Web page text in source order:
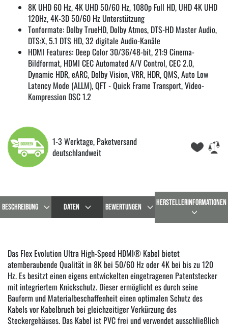
8K UHD 60 Hz, 4K UHD 50/60 Hz, 1080p Full HD, UHD 4K UHD
120Hz, 4K-3D 50/60 Hz Unterstützung
Tonformate: Dolby TrueHD, Dolby Atmos, DTS-HD Master Audio,
DTS:X, 5.1 DTS HD, 32 digitale Audio-Kanäle
HDMI Features: Deep Color 30/36/48-bit, 21:9 Cinema-
Bildformat, HDMI CEC Automated A/V Control, CEC 2.0,
Dynamic HDR, eARC, Dolby Vision, VRR, HDR, QMS, Auto Low
Latency Mode (ALLM), QFT - Quick Frame Transport, Video-
Kompression DSC 1.2
1-3 Werktage, Paketversand
deutschlandweit
BESCHREIBUNG DATEN BEWERTUNGEN HERSTELLERINFORMATIONEN
Das Flex Evolution Ultra High-Speed HDMI® Kabel bietet
atemberaubende Qualität in 8K bei 50/60 Hz oder 4K bei bis zu 120
Hz. Es besitzt einen eigens entwickelten eingetragenen Patentstecker
mit integriertem Knickschutz. Dieser ermöglicht es durch seine
Bauform und Materialbeschaffenheit einen optimalen Schutz des
Kabels vor Kabelbruch bei gleichzeitiger Verkürzung des
Steckergehäuses. Das Kabel ist PVC frei und verwendet ausschließlich